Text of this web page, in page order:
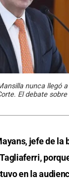
nunca llegó
El debate
jefe de la
en la